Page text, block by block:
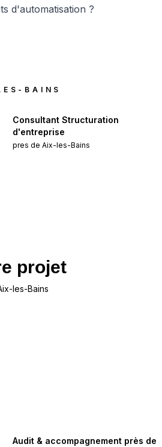
d'automatisation ?
BAINS
Consultant Structuration
d'entreprise
pres de Aix-les-Bains
projet
les-Bains
Audit & accompagnement près de